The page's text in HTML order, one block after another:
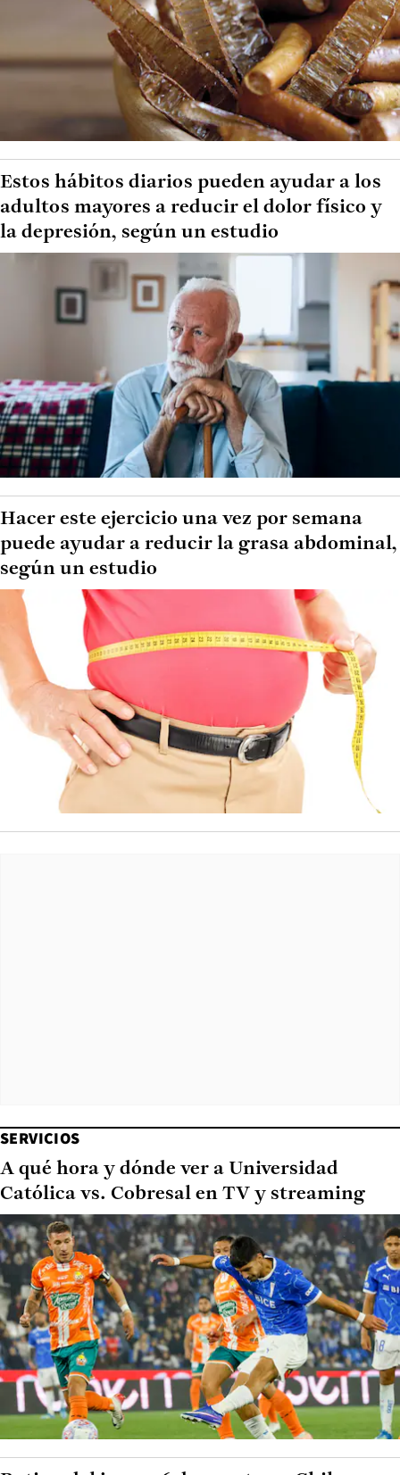
Estos hábitos diarios pueden ayudar a los
adultos mayores a reducir el dolor físico y
la depresión, según un estudio
Hacer este ejercicio una vez por semana
puede ayudar a reducir la grasa abdominal,
según un estudio
SERVICIOS
A qué hora y dónde ver a Universidad
Católica vs. Cobresal en TV y streaming